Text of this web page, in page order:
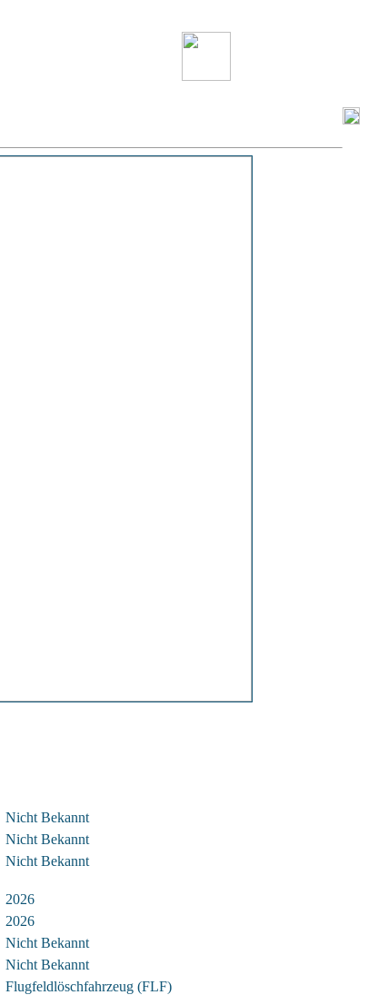
Nicht Bekannt
Nicht Bekannt
Nicht Bekannt
2026
2026
Nicht Bekannt
Nicht Bekannt
Flugfeldlöschfahrzeug (FLF)